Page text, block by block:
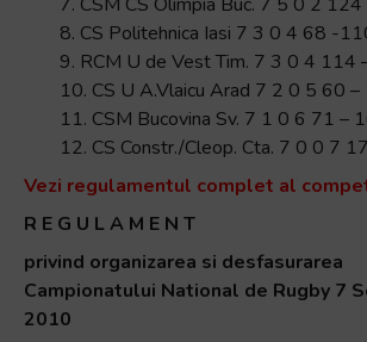
8. CS Politehnica Iasi 7 3 0 4 68 -
9. RCM U de Vest Tim. 7 3 0 4 114
10. CS U A.Vlaicu Arad 7 2 0 5 60
11. CSM Bucovina Sv. 7 1 0 6 71 –
12. CS Constr./Cleop. Cta. 7 0 0 7
Vezi regulamentul complet al
R E G U L A M E N T
privind organizarea si desfasurarea
Campionatului National de Rugby 7
2010